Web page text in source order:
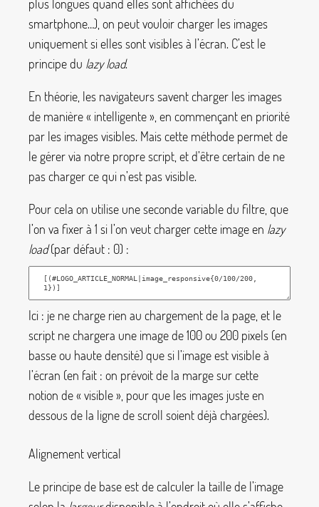
plus longues quand elles sont affichées du
smartphone…), on peut vouloir charger les images
uniquement si elles sont visibles à l’écran. C’est le
principe du lazy load.
En théorie, les navigateurs savent charger les images
de manière « intelligente», en commençant en priorité
par les images visibles. Mais cette méthode permet de
le gérer via notre propre script, et d’être certain de ne
pas charger ce qui n’est pas visible.
Pour cela on utilise une seconde variable du filtre, que
l’on va fixer à 1 si l’on veut charger cette image en lazy
load(par défaut : 0) :
Ici : je ne charge rien au chargement de la page, et le
script ne chargera une image de 100 ou 200 pixels (en
basse ou haute densité) que si l’image est visible à
l’écran (en fait : on prévoit de la marge sur cette
notion de « visible», pour que les images juste en
dessous de la ligne de scroll soient déjà chargées).
Alignement vertical
Le principe de base est de calculer la taille de l’image